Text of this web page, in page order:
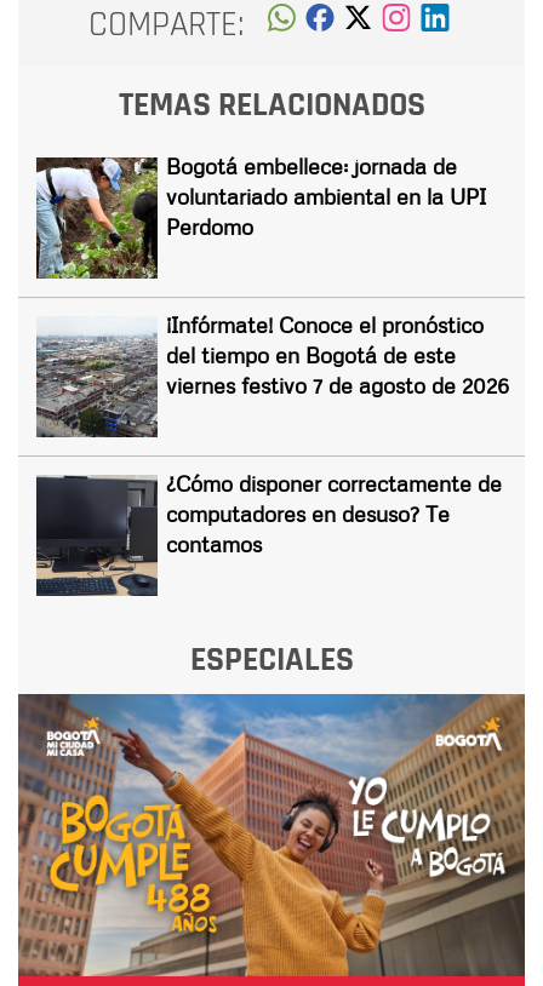
COMPARTE:
TEMAS RELACIONADOS
Bogotá embellece: jornada de
voluntariado ambiental en la UPI
Perdomo
¡Infórmate! Conoce el pronóstico
del tiempo en Bogotá de este
viernes festivo 7 de agosto de 2026
¿Cómo disponer correctamente de
computadores en desuso? Te
contamos
ESPECIALES